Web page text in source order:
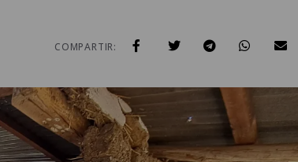
COMPARTIR: